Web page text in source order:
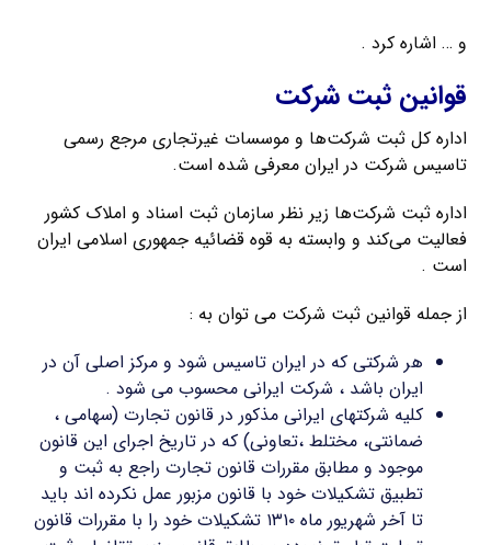
و … اشاره کرد .
قوانین ثبت شرکت
اداره کل ثبت شرکت‌ها و موسسات غیرتجاری مرجع رسمی
تاسیس شرکت در ایران معرفی شده است.
اداره ثبت شرکت‌ها زیر نظر سازمان ثبت اسناد و املاک کشور
فعالیت می‌کند و وابسته به قوه قضائیه جمهوری اسلامی ایران
است .
از جمله قوانین ثبت شرکت می توان به :
هر شرکتی که در ایران تاسیس شود و مرکز اصلی آن در
ایران باشد ، شرکت ایرانی محسوب می شود .
کلیه شرکتهای ایرانی مذکور در قانون تجارت (سهامی ،
ضمانتی، مختلط ،تعاونی) که در تاریخ اجرای این قانون
موجود و مطابق مقررات قانون تجارت راجع به ثبت و
تطبیق تشکیلات خود با قانون مزبور عمل نکرده اند باید
تا آخر شهریور ماه ۱۳۱۰ تشکیلات خود را با مقررات قانون